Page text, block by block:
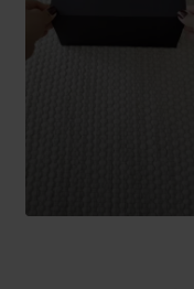
teknisk bedrift som
med en av sina mest
extraordinära kvinnor.